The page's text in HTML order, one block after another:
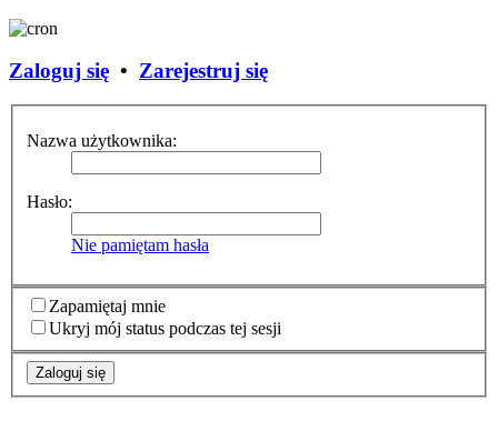
Zaloguj się • Zarejestruj się
Nazwa użytkownika:
Hasło:
Nie pamiętam hasła
Zapamiętaj mnie
Ukryj mój status podczas tej sesji